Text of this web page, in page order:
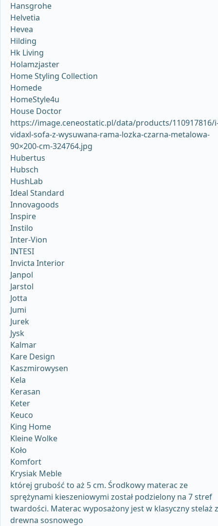
Hansgrohe
Helvetia
Hevea
Hilding
Hk Living
Holamzjaster
Home Styling Collection
Homede
HomeStyle4u
House Doctor
https://image.ceneostatic.pl/data/products/110917816/
vidaxl-sofa-z-wysuwana-rama-lozka-czarna-metalowa-
90×200-cm-324764.jpg
Hubertus
Hubsch
HushLab
Ideal Standard
Innovagoods
Inspire
Instilo
Inter-Vion
INTESI
Invicta Interior
Janpol
Jarstol
Jotta
Jumi
Jurek
Jysk
Kalmar
Kare Design
Kaszmirowysen
Kela
Kerasan
Keter
Keuco
King Home
Kleine Wolke
Koło
Komfort
Krysiak Meble
której grubość to aż 5 cm. Środkowy materac ze
sprężynami kieszeniowymi został podzielony na 7 stref
twardości. Materac wyposażony jest w klasyczny stelaż z
drewna sosnowego